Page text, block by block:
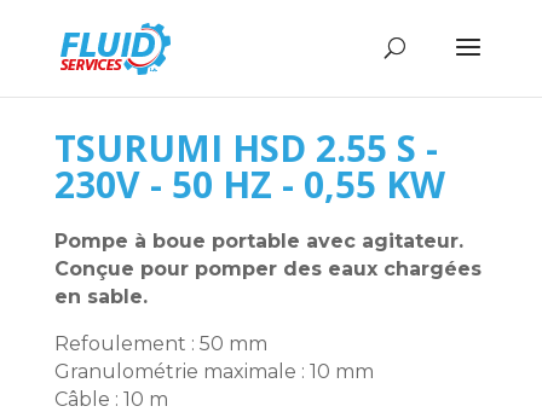
TSURUMI HSD 2.55 S -
230V - 50 HZ - 0,55 KW
Pompe à boue portable avec agitateur.
Conçue pour pomper des eaux chargées
en sable.
Refoulement : 50 mm
Granulométrie maximale : 10 mm
Câble : 10 m